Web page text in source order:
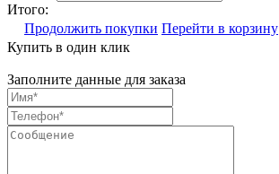
Итого:
Продолжить покупки Перейти в корзину
Купить в один клик
Заполните данные для заказа